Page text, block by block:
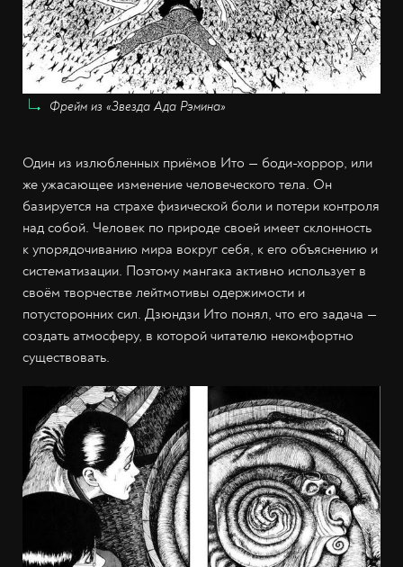
Фрейм из «Звезда Ада Рэмина»
Один из излюбленных приёмов Ито — боди-хоррор, или
же ужасающее изменение человеческого тела. Он
базируется на страхе физической боли и потери контроля
над собой. Человек по природе своей имеет склонность
к упорядочиванию мира вокруг себя, к его объяснению и
систематизации. Поэтому мангака активно использует в
своём творчестве лейтмотивы одержимости и
потусторонних сил. Дзюндзи Ито понял, что его задача —
создать атмосферу, в которой читателю некомфортно
существовать.